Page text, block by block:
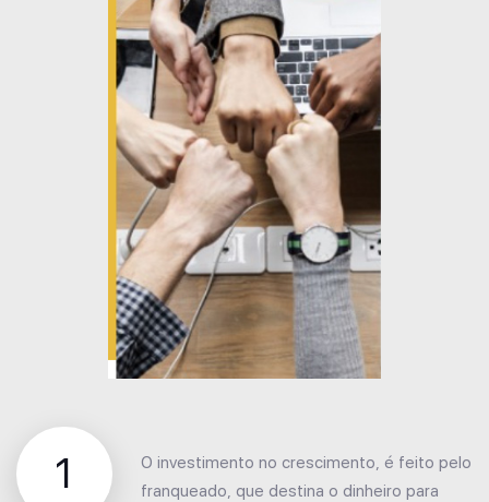
1
O investimento no crescimento, é feito pelo
franqueado, que destina o dinheiro para